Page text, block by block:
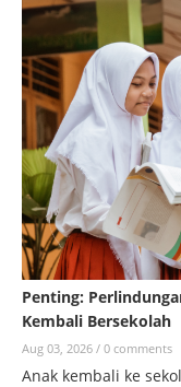
Penting:
Kembali Bersekolah
Aug 03, 2026 / 0 comments
Anak kembali ke